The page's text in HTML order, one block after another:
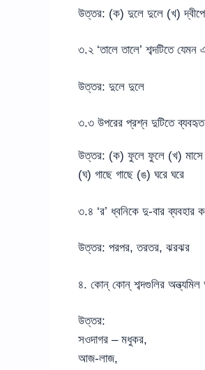
উত্তর: (ক) দুলে দুলে (খ) দ্বীপে
৩.২ ‘তালে তালে’ শব্দটিতে
উত্তর: দুলে দুলে
৩.৩ উপরের প্রশ্ন দুটিতে ব্যবহৃত
উত্তর: (ক) ফুলে ফুলে (খ) মাসে
(ঘ) গাছে গাছে (ঙ) ঘরে ঘরে
৩.৪ ‘র’ ধ্বনিকে দু-বার
উত্তর: পরপর, তরতর, ঝরঝর
৪. কোন্ কোন্ শব্দগুলির অন্ত্যমিল
উত্তর:
সওদাগর – মধুকর,
আজ-লাজ,